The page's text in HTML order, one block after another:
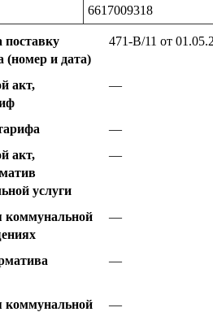
6617009318
поставку
(номер и дата)
471-В/11 от
акт,
—
—
акт,
услуги
—
коммунальной
—
—
коммунальной
—